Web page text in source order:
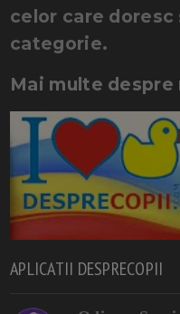
celor care
categorie.
Mai multe despre
APLICATII DESPRECOPII